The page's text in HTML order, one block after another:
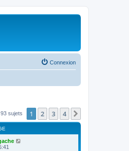
Connexion
93 sujets 1 2 3 4